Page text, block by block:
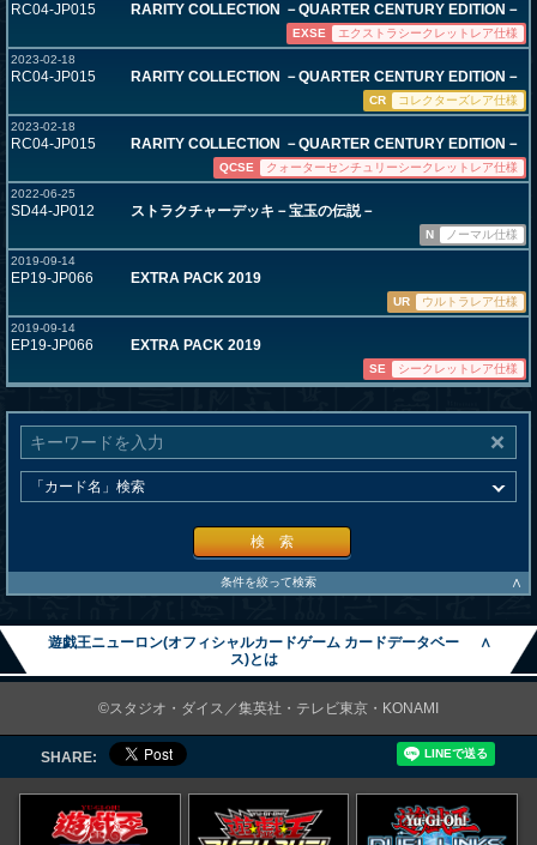
RC04-JP015 RARITY COLLECTION －QUARTER CENTURY EDITION－
EXSE
エクストラシークレットレア仕様
2023-02-18
RC04-JP015 RARITY COLLECTION －QUARTER CENTURY EDITION－
CR
コレクターズレア仕様
2023-02-18
RC04-JP015 RARITY COLLECTION －QUARTER CENTURY EDITION－
QCSE
クォーターセンチュリーシークレットレア仕様
2022-06-25
SD44-JP012 ストラクチャーデッキ－宝玉の伝説－
N
ノーマル仕様
2019-09-14
EP19-JP066 EXTRA PACK 2019
UR
ウルトラレア仕様
2019-09-14
EP19-JP066 EXTRA PACK 2019
SE シークレットレア仕様
検 索
条件を絞って検索 ∧
遊戯王ニューロン(オフィシャルカードゲーム カードデータベー
ス)とは
∧
©スタジオ・ダイス／集英社・テレビ東京・KONAMI
SHARE: